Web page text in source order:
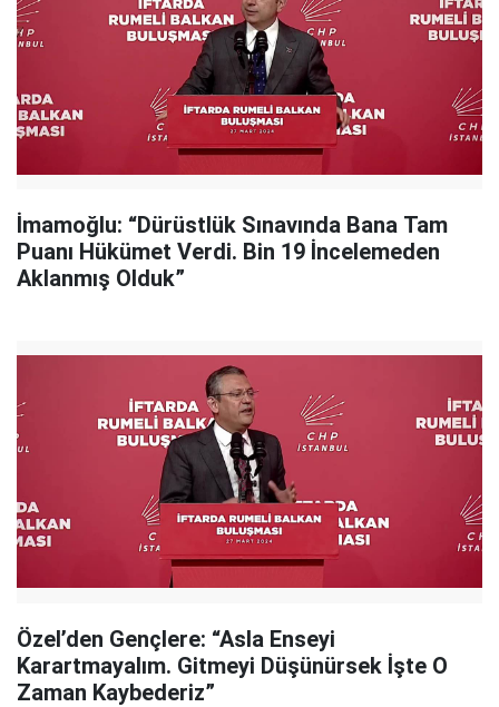
İmamoğlu: “Dürüstlük Sınavında Bana Tam
Puanı Hükümet Verdi. Bin 19 İncelemeden
Aklanmış Olduk”
Özel’den Gençlere: “Asla Enseyi
Karartmayalım. Gitmeyi Düşünürsek İşte O
Zaman Kaybederiz”